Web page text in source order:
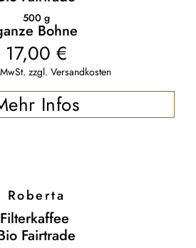
500 g
Bohne
17,00 €
zzgl. Versandkosten
Infos
Roberta
Filterkaffee
Fairtrade